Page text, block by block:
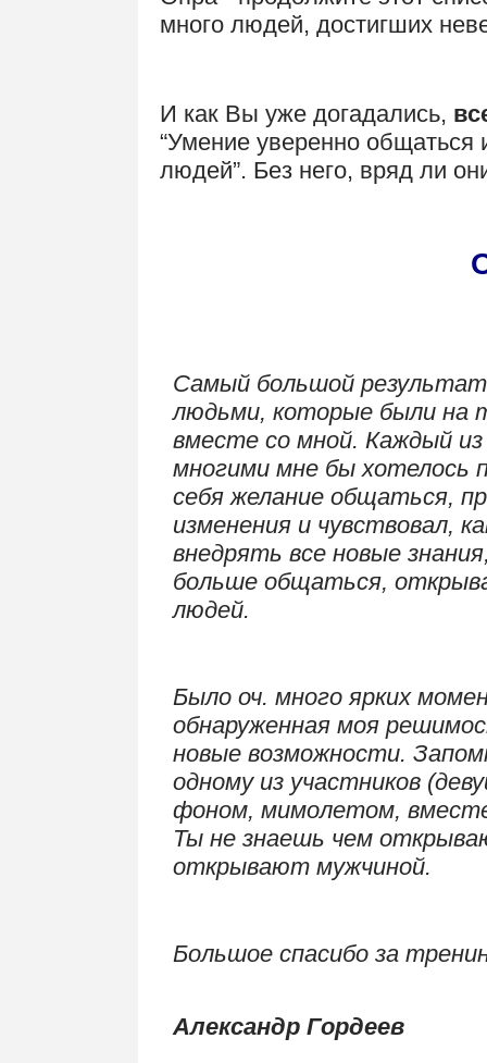
много людей, достигших
И как Вы уже догадались,
“Умение уверенно общаться
людей”. Без него, вряд ли
Самый большой
людьми, которые были на
вместе со мной. Каждый из
многими мне бы хотелось
себя желание общаться,
изменения и чувствовал,
внедрять все новые
больше общаться,
людей.
Было оч. много ярких
обнаруженная моя
новые возможности.
одному из участников
фоном, мимолетом,
Ты не знаешь чем
открывают мужчиной.
Большое спасибо за
Александр Гордеев